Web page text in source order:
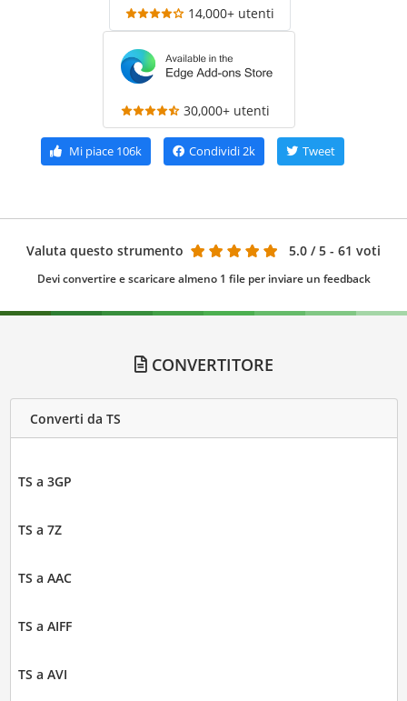
14,000+ utenti
30,000+ utenti
Mi piace 106k Condividi2k Tweet
Valuta questo strumento 5.0 / 5 - 61 voti
Devi convertire e scaricare almeno 1 file per inviare un feedback
CONVERTITORE
Converti da TS
TS a 3GP
TS a 7Z
TS a AAC
TS a AIFF
TS a AVI